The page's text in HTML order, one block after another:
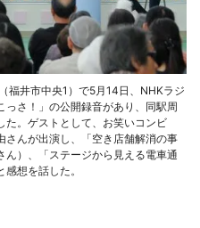
福井市中央1）で5月14日、NHKラジ
っさ！」の公開録音があり、同駅周
た。ゲストとして、お笑いコンビ
さんが出演し、「空き店舗解消の事
）、「ステージから見える電車通
想を話した。